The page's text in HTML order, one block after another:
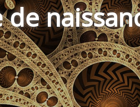
de